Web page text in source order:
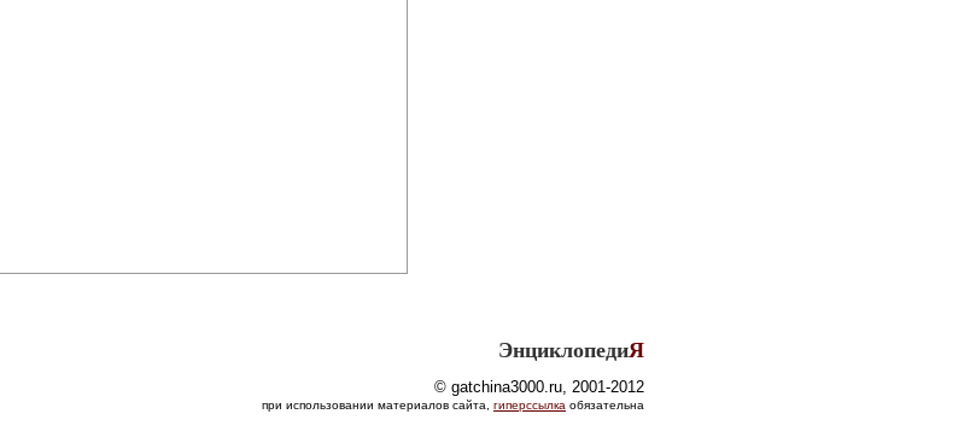
ЭнциклопедиЯ
© gatchina3000.ru, 2001-2012
при использовании материалов сайта, гиперссылка обязательна